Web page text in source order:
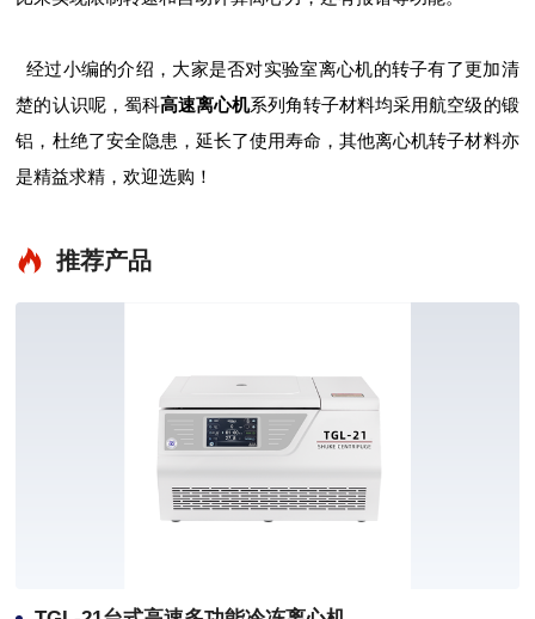
经过小编的介绍，大家是否对实验室离心机的转子有了更加清
楚的认识呢，蜀科高速离心机系列角转子材料均采用航空级的锻
铝，杜绝了安全隐患，延长了使用寿命，其他离心机转子材料亦
是精益求精，欢迎选购！
推荐产品